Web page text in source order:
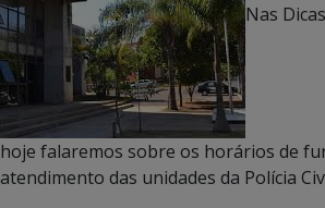
Nas
hoje falaremos sobre os horários de
atendimento das unidades da Polícia